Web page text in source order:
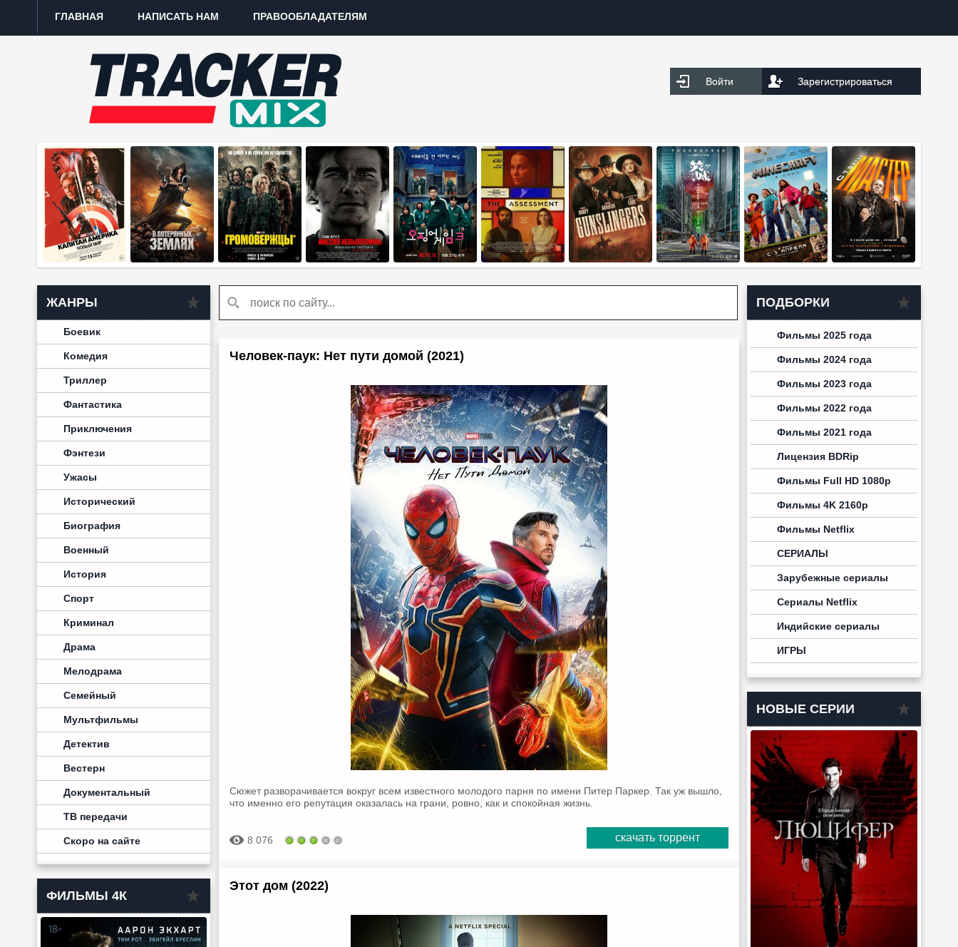
ГЛАВНАЯ НАПИСАТЬ НАМ ПРАВООБЛАДАТЕЛЯМ
Войти Зарегистрироваться
ЖАНРЫ
Боевик
Комедия
Триллер
Фантастика
Приключения
Фэнтези
Ужасы
Исторический
Биография
Военный
История
Спорт
Криминал
Драма
Мелодрама
Семейный
Мультфильмы
Детектив
Вестерн
Документальный
ТВ передачи
Скоро на сайте
ФИЛЬМЫ 4К
Человек-паук: Нет пути домой (2021)
Сюжет разворачивается вокруг всем известного молодого парня по имени Питер Паркер. Так уж вышло,
что именно его репутация оказалась на грани, ровно, как и спокойная жизнь.
8 076 скачать торрент
Этот дом (2022)
ПОДБОРКИ
Фильмы 2025 года
Фильмы 2024 года
Фильмы 2023 года
Фильмы 2022 года
Фильмы 2021 года
Лицензия BDRip
Фильмы Full HD 1080p
Фильмы 4K 2160p
Фильмы Netflix
СЕРИАЛЫ
Зарубежные сериалы
Сериалы Netflix
Индийские сериалы
ИГРЫ
НОВЫЕ СЕРИИ